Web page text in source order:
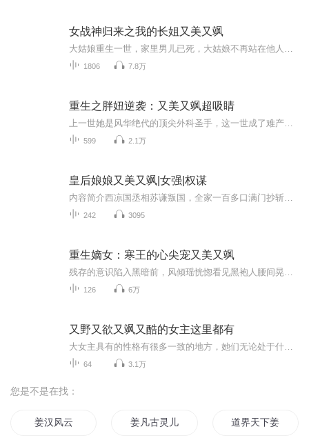
女战神归来之我的长姐又美又飒
1806 7.8万
重生之胖妞逆袭：又美又飒超吸睛
599 2.1万
皇后娘娘又美又飒|女强|权谋
242 3095
重生嫡女：寒王的心尖宠又美又飒
126 6万
又野又欲又飒又酷的女主这里都有
64 3.1万
您是不是在找：
姜汉风云 姜凡古灵儿 道界天下姜云